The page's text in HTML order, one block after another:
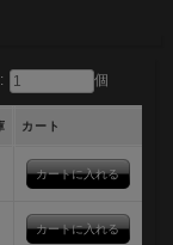
個
カート